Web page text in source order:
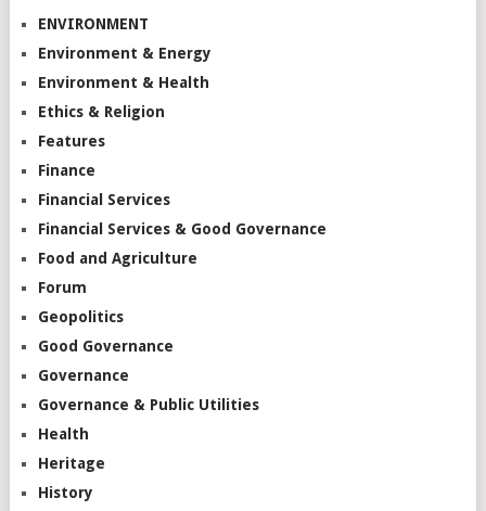
ENVIRONMENT
Environment & Energy
Environment & Health
Ethics & Religion
Features
Finance
Financial Services
Financial Services & Good Governance
Food and Agriculture
Forum
Geopolitics
Good Governance
Governance
Governance & Public Utilities
Health
Heritage
History